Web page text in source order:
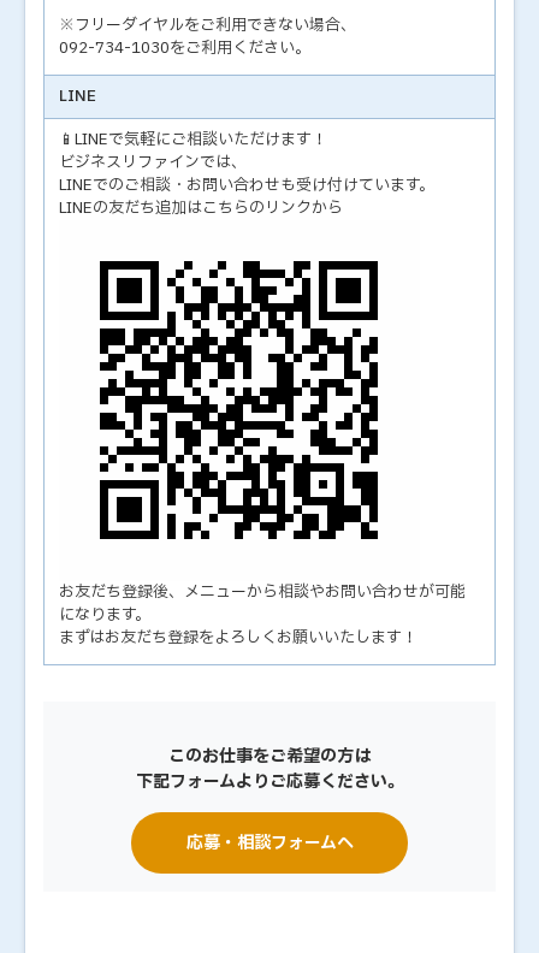
※フリーダイヤルをご利用できない場合、
092-734-1030をご利用ください。
LINE
📱LINEで気軽にご相談いただけます！
ビジネスリファインでは、
LINEでのご相談・お問い合わせも受け付けています。
LINEの友だち追加はこちらのリンクから
お友だち登録後、メニューから相談やお問い合わせが可能
になります。
まずはお友だち登録をよろしくお願いいたします！
このお仕事をご希望の方は
下記フォームよりご応募ください。
応募・相談フォームへ